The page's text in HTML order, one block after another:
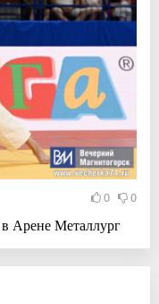
0 0
Арене Металлург